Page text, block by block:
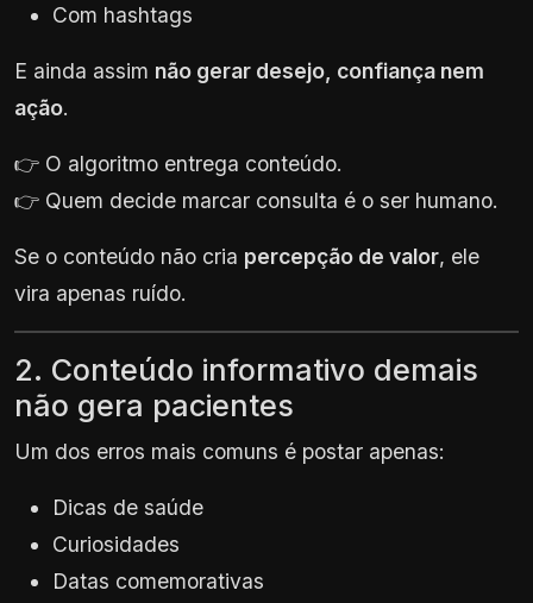
Com hashtags
E ainda assim não gerar desejo, confiança nem
ação.
👉 O algoritmo entrega conteúdo.
👉 Quem decide marcar consulta é o ser humano.
Se o conteúdo não cria percepção de valor, ele
vira apenas ruído.
2. Conteúdo informativo demais
não gera pacientes
Um dos erros mais comuns é postar apenas:
Dicas de saúde
Curiosidades
Datas comemorativas